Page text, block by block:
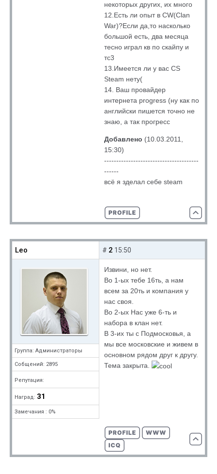
некоторых других, их много
12.Есть ли опыт в CW(Clan
War)?Если да,то насколько
большой есть, два месяца
тесно играл кв по скайпу и
тс3
13.Имеется ли у вас CS
Steam нету(
14. Ваш провайдер
интернета progress (ну как по
английски пишется точно не
знаю, а так прогресс
Добавлено (10.03.2011,
15:30)
---------------------------------------
------
всё я зделал себе steam
Leo
Группа: Администраторы
Собщений: 2895
Репутация:
Наград: 31
Замечания : 0%
# 2 15:50
Извини, но нет.
Во 1-ых тебе 16ть, а нам
всем за 20ть и компания у
нас своя.
Во 2-ых Нас уже 6-ть и
набора в клан нет.
В 3-их ты с Подмосковья, а
мы все московские и живем в
основном рядом друг к другу.
Тема закрыта.